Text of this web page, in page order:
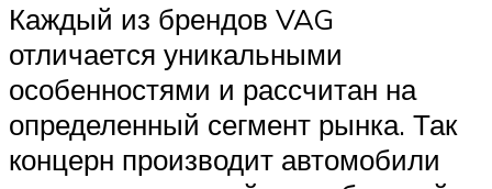
Каждый из брендов VAG
отличается уникальными
особенностями и рассчитан на
определенный сегмент рынка. Так
концерн производит автомобили